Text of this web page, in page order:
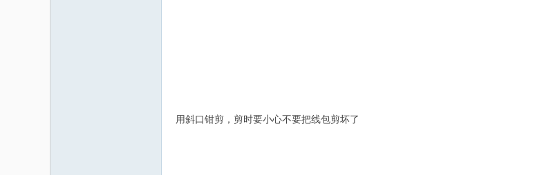
用斜口钳剪，剪时要小心不要把线包剪坏了